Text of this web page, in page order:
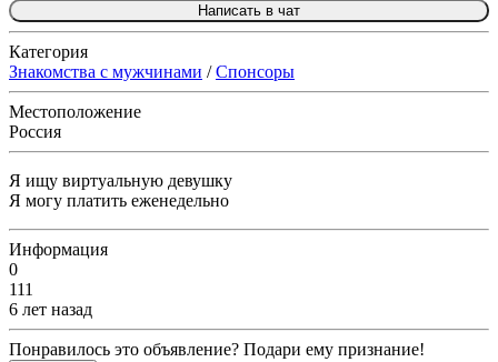
Написать в чат
Категория
Знакомства с мужчинами /Спонсоры
Местоположение
Россия
Я ищу виртуальную девушку
Я могу платить еженедельно
Информация
0
111
6 лет назад
Понравилось это объявление? Подари ему признание!